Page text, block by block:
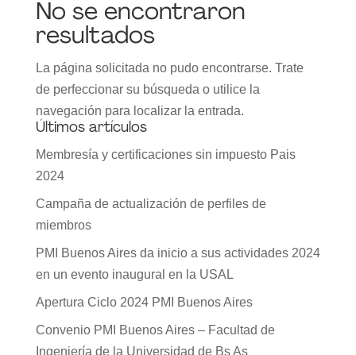
No se encontraron
resultados
La página solicitada no pudo encontrarse. Trate
de perfeccionar su búsqueda o utilice la
navegación para localizar la entrada.
Últimos artículos
Membresía y certificaciones sin impuesto Pais
2024
Campaña de actualización de perfiles de
miembros
PMI Buenos Aires da inicio a sus actividades 2024
en un evento inaugural en la USAL
Apertura Ciclo 2024 PMI Buenos Aires
Convenio PMI Buenos Aires – Facultad de
Ingeniería de la Universidad de Bs As